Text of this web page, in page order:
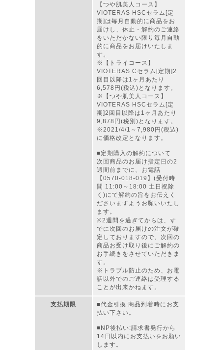
【つや肌美人コース】
VIOTERAS HSCセラム[定
期]は毎月自動的に商品をお
届けし、休止・解約のご連絡
をいただかない限り毎月自動
的に商品をお届けいたしま
す。
※【トライコース】
VIOTERAS Cセラム[定期]2
回目以降は1ヶ月あたり
6,578円(税込)となります。
※【つや肌美人コース】
VIOTERAS HSCセラム[定
期]2回目以降は1ヶ月あたり
9,878円(税別)となります。
※2021/4/1～7,980円(税込)
に価格改定となります。
■定期購入の解約について
次回商品のお届け指定日の2
週間前までに、お電話
【0570-018-019】(受付時
間 11:00～18:00 土日祝除
く)にて解約の旨をお伝えく
ださいますようお願いいたし
ます。
※2週間を過ぎてからは、す
でに次回のお届けの注文が確
定しておりますので、次回の
商品お受け取り後にご解約の
お手続きをさせていただきま
す。
※トラブル防止のため、お電
話以外でのご連絡は受理する
ことが出来かねます。
支払期限
■代金引換:商品到着時にお支
払い下さい。
■NP後払い:請求書発行から
14日以内にお支払いをお願い
します。